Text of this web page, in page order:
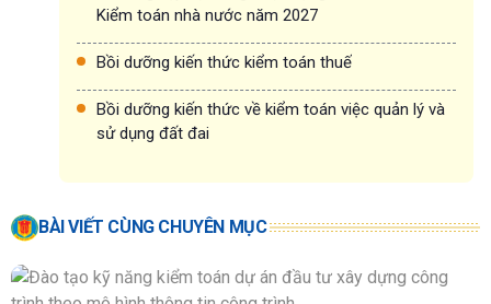
Kiểm toán nhà nước năm 2027
Bồi dưỡng kiến thức kiểm toán thuế
Bồi dưỡng kiến thức về kiểm toán việc quản lý và
sử dụng đất đai
BÀI VIẾT CÙNG CHUYÊN MỤC